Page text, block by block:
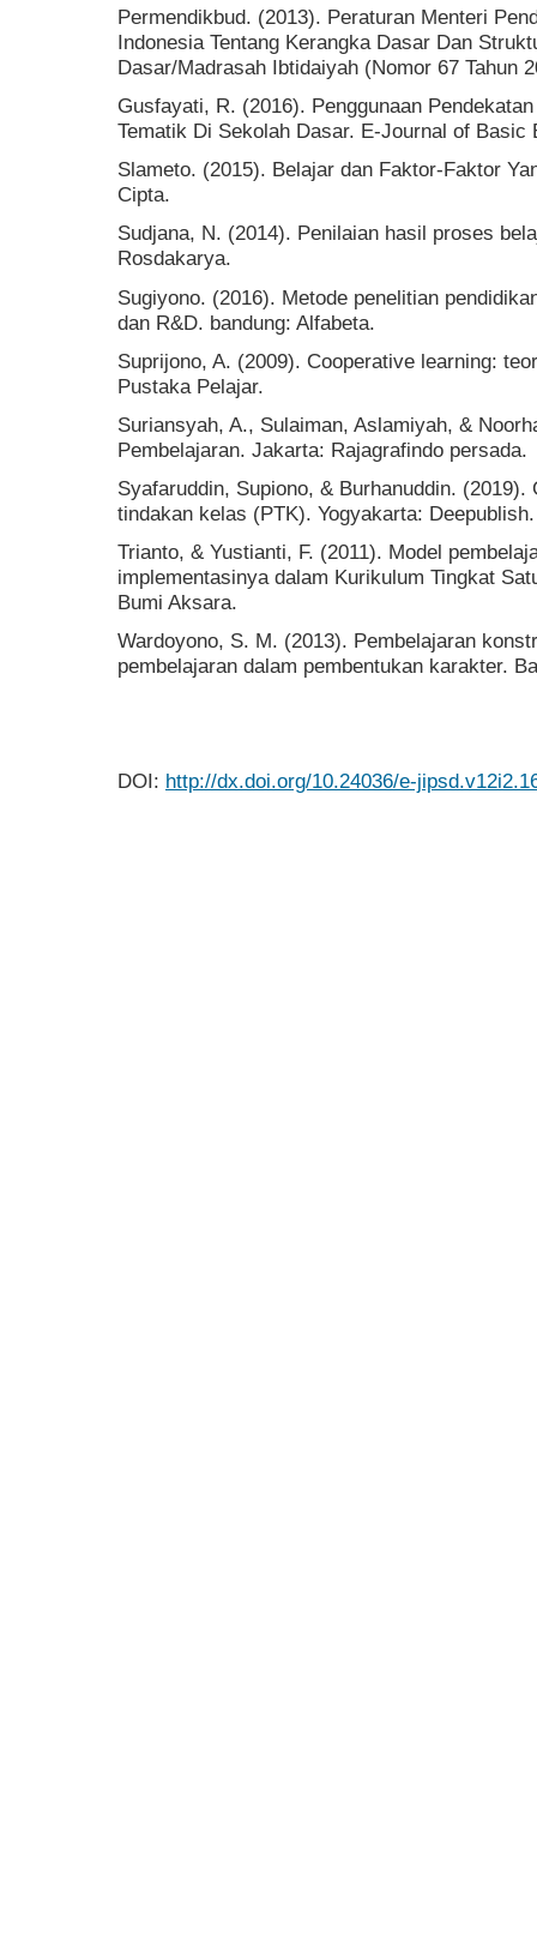
Permendikbud. (2013). Peraturan Menteri
Indonesia Tentang Kerangka Dasar Dan
Dasar/Madrasah Ibtidaiyah (Nomor 67 Tahun
Gusfayati, R. (2016). Penggunaan
Tematik Di Sekolah Dasar. E-Journal of
Slameto. (2015). Belajar dan Faktor-Faktor
Cipta.
Sudjana, N. (2014). Penilaian hasil proses
Rosdakarya.
Sugiyono. (2016). Metode penelitian
dan R&D. bandung: Alfabeta.
Suprijono, A. (2009). Cooperative learning:
Pustaka Pelajar.
Suriansyah, A., Sulaiman, Aslamiyah, &
Pembelajaran. Jakarta: Rajagrafindo persada.
Syafaruddin, Supiono, & Burhanuddin.
tindakan kelas (PTK). Yogyakarta: Deepublish.
Trianto, & Yustianti, F. (2011). Model
implementasinya dalam Kurikulum Tingkat
Bumi Aksara.
Wardoyono, S. M. (2013). Pembelajaran
pembelajaran dalam pembentukan karakter.
DOI: http://dx.doi.org/10.24036/e-